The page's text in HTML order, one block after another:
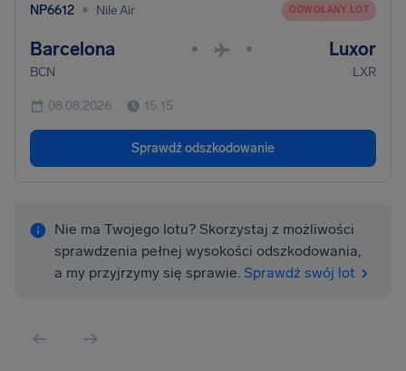
NP6612 • Nile Air ODWOŁANY LOT
Barcelona • • Luxor
BCN LXR
08.08.2026 15:15
Sprawdź odszkodowanie
Nie ma Twojego lotu? Skorzystaj z możliwości
sprawdzenia pełnej wysokości odszkodowania,
a my przyjrzymy się sprawie. Sprawdź swój lot